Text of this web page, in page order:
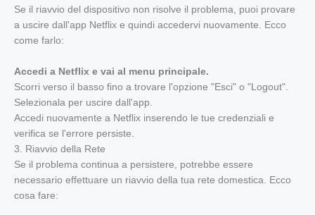
Se il riavvio del dispositivo non risolve il problema, puoi provare
a uscire dall'app Netflix e quindi accedervi nuovamente. Ecco
come farlo:
Accedi a Netflix e vai al menu principale.
Scorri verso il basso fino a trovare l'opzione "Esci" o "Logout".
Selezionala per uscire dall'app.
Accedi nuovamente a Netflix inserendo le tue credenziali e
verifica se l'errore persiste.
3. Riavvio della Rete
Se il problema continua a persistere, potrebbe essere
necessario effettuare un riavvio della tua rete domestica. Ecco
cosa fare: